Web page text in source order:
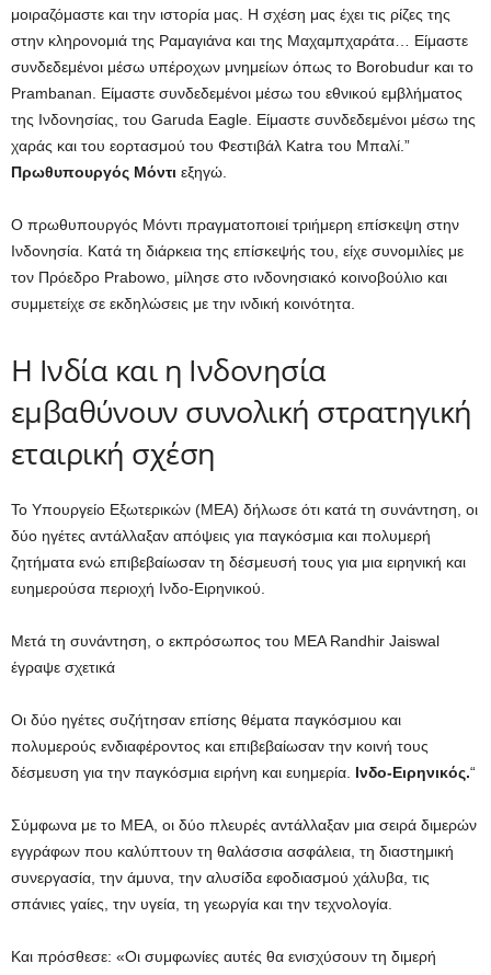
μοιραζόμαστε και την ιστορία μας. Η σχέση μας έχει τις ρίζες της
στην κληρονομιά της Ραμαγιάνα και της Μαχαμπχαράτα… Είμαστε
συνδεδεμένοι μέσω υπέροχων μνημείων όπως το Borobudur και το
Prambanan. Είμαστε συνδεδεμένοι μέσω του εθνικού εμβλήματος
της Ινδονησίας, του Garuda Eagle. Είμαστε συνδεδεμένοι μέσω της
χαράς και του εορτασμού του Φεστιβάλ Katra του Μπαλί.”
Πρωθυπουργός Μόντι εξηγώ.
Ο πρωθυπουργός Μόντι πραγματοποιεί τριήμερη επίσκεψη στην
Ινδονησία. Κατά τη διάρκεια της επίσκεψής του, είχε συνομιλίες με
τον Πρόεδρο Prabowo, μίλησε στο ινδονησιακό κοινοβούλιο και
συμμετείχε σε εκδηλώσεις με την ινδική κοινότητα.
Η Ινδία και η Ινδονησία
εμβαθύνουν συνολική στρατηγική
εταιρική σχέση
Το Υπουργείο Εξωτερικών (MEA) δήλωσε ότι κατά τη συνάντηση, οι
δύο ηγέτες αντάλλαξαν απόψεις για παγκόσμια και πολυμερή
ζητήματα ενώ επιβεβαίωσαν τη δέσμευσή τους για μια ειρηνική και
ευημερούσα περιοχή Ινδο-Ειρηνικού.
Μετά τη συνάντηση, ο εκπρόσωπος του MEA Randhir Jaiswal
έγραψε σχετικά
Οι δύο ηγέτες συζήτησαν επίσης θέματα παγκόσμιου και
πολυμερούς ενδιαφέροντος και επιβεβαίωσαν την κοινή τους
δέσμευση για την παγκόσμια ειρήνη και ευημερία. Ινδο-Ειρηνικός.“
Σύμφωνα με το ΜΕΑ, οι δύο πλευρές αντάλλαξαν μια σειρά διμερών
εγγράφων που καλύπτουν τη θαλάσσια ασφάλεια, τη διαστημική
συνεργασία, την άμυνα, την αλυσίδα εφοδιασμού χάλυβα, τις
σπάνιες γαίες, την υγεία, τη γεωργία και την τεχνολογία.
Και πρόσθεσε: «Οι συμφωνίες αυτές θα ενισχύσουν τη διμερή